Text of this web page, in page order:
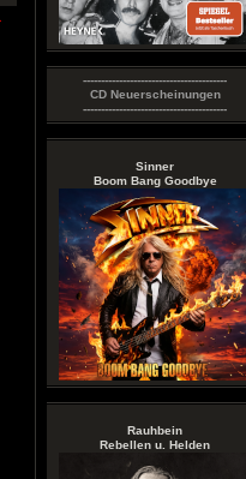
----------------------------------------
CD Neuerscheinungen
----------------------------------------
Sinner
Boom Bang Goodbye
Rauhbein
Rebellen u. Helden